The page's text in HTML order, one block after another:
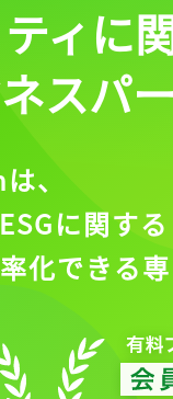
ィに
スパ
、
に関する
化できる